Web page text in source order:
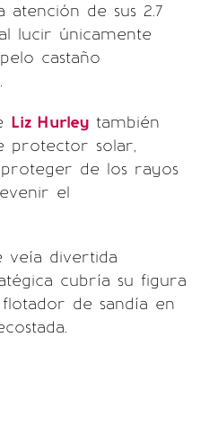
atención de sus 2.7
lucir únicamente
castaño
Liz Hurley también
protector solar,
de los rayos
el
veía divertida
cubría su figura
de sandía en